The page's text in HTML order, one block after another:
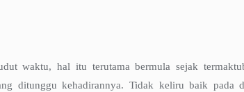
waktu, hal itu terutama bermula sejak
ditunggu kehadirannya. Tidak keliru baik pada